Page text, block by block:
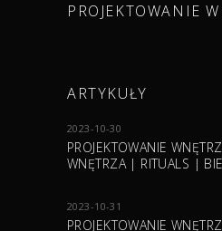
PROJEKTOWANIE
ARTYKUŁY
2023-10-30
PROJEKTOWANIE
WNĘTRZA | RITUALS |
2023-10-31
PROJEKTOWANIE